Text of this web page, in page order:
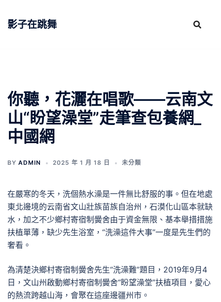
影子在跳舞
你聽，花灑在唱歌——云南文
山“盼望澡堂”走筆查包養網_
中國網
BY ADMIN 2025 年 1 月 18 日 未分類
在嚴寒的冬天，洗個熱水澡是一件無比舒服的事。但在地處
東北邊境的云南省文山壯族苗族自治州，石漠化山區本就缺
水，加之不少鄉村寄宿制黌舍由于資金無限、基本舉措措施
扶植單薄，缺少先生浴室，“洗澡這件大事”一度是先生們的
奢看。
為清楚決鄉村寄宿制黌舍先生“洗澡難”題目，2019年9月4
日，文山州啟動鄉村寄宿制黌舍“盼望澡堂”扶植項目，愛心
的熱流跨越山海，會聚在這座邊疆州市。